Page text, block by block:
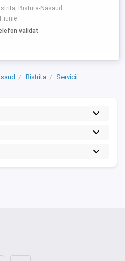
Bistrita-Nasaud
iunie
validat
Bistrita
Servicii